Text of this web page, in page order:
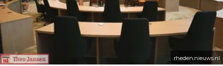
rheden.nieuws.nl